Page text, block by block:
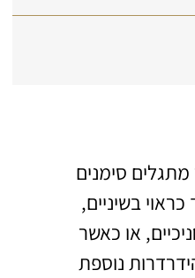
סימנים
בשיניים,
או כאשר
נוספת